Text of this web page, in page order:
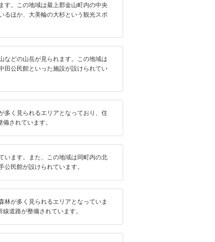
す。この地域は最上郡金山町内の中央
るほか、大美輪の大杉という観光スポ
などの山岳が見られます。この地域は
田公民館といった施設が設けられてい
多く見られるエリアとなっており、住
されています。
います。また、この地域は同町内の北
民館が設けられています。
が多く見られるエリアとなっていま
道路が整備されています。